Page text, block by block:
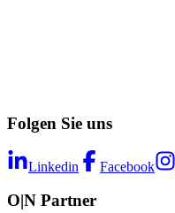
Folgen Sie uns
Linkedin Facebook
O|N Partner